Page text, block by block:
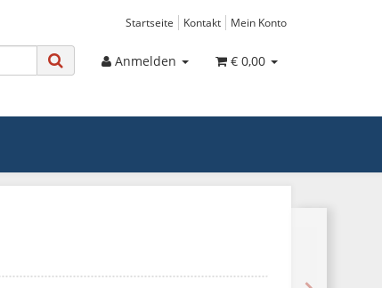
Startseite Kontakt Mein Konto
Anmelden € 0,00